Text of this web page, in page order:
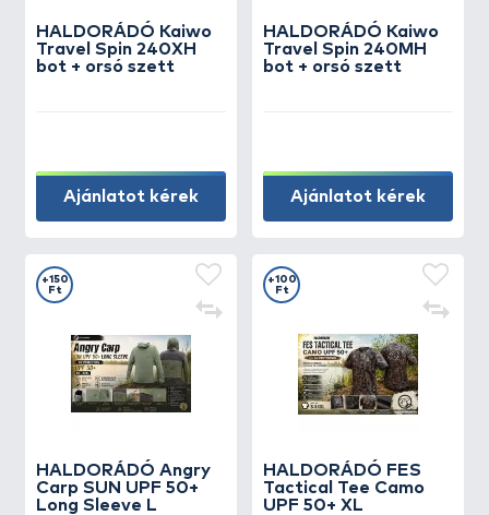
HALDORÁDÓ Kaiwo
Travel Spin 240XH
bot + orsó szett
Ajánlatot kérek
HALDORÁDÓ Kaiwo
Travel Spin 240MH
bot + orsó szett
Ajánlatot kérek
HALDORÁDÓ Angry
Carp SUN UPF 50+
Long Sleeve L
+150
Ft
HALDORÁDÓ FES
Tactical Tee Camo
UPF 50+ XL
+100
Ft